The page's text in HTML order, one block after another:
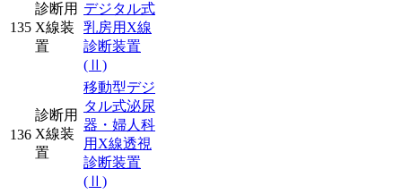
135
診断用
X線装
置
デジタル式
乳房用X線
診断装置
(Ⅱ)
136
診断用
X線装
置
移動型デジ
タル式泌尿
器・婦人科
用X線透視
診断装置
(Ⅱ)